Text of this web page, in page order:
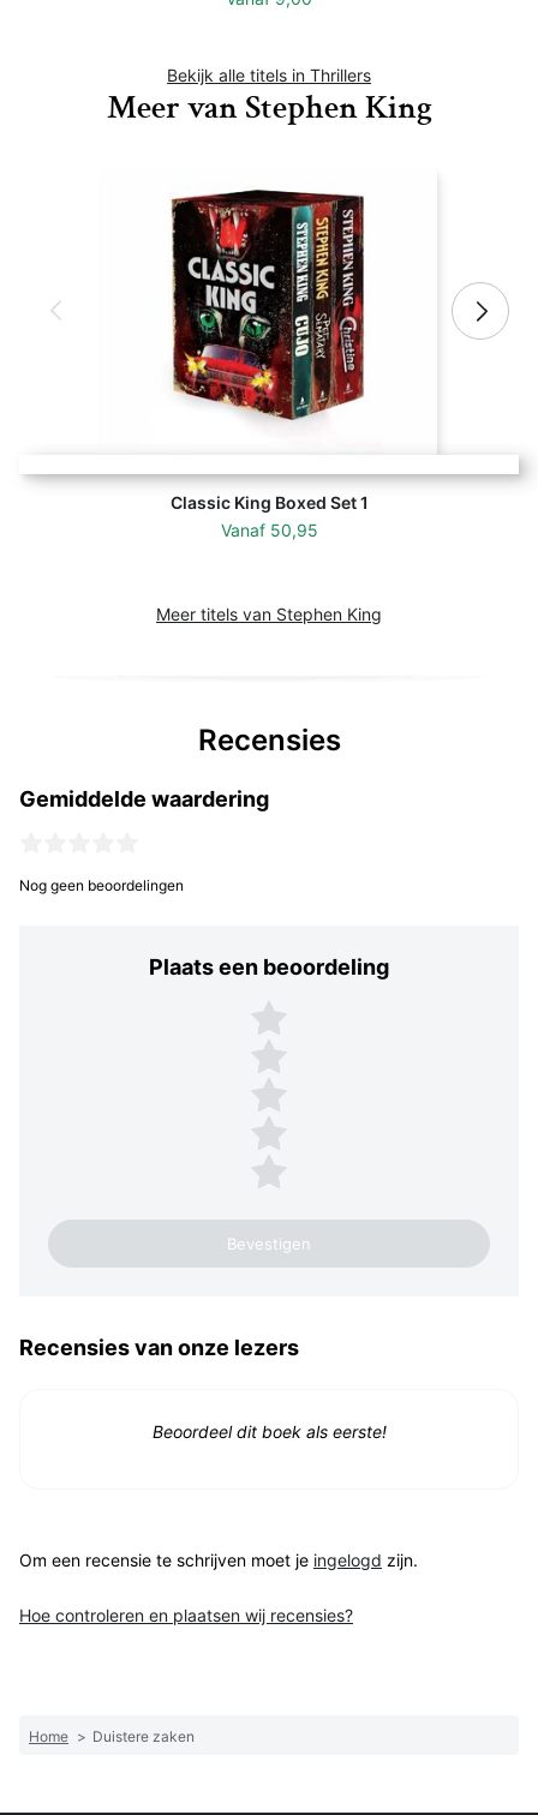
Bekijk alle titels in Thrillers
Meer van Stephen King
Classic King Boxed Set 1
Vanaf 50,95
Meer titels van Stephen King
Recensies
Gemiddelde waardering
Nog geen beoordelingen
Plaats een beoordeling
Plaats een beoordeling
5 sterren
4 sterren
3 sterren
2 sterren
1 ster
Recensies van onze lezers
Beoordeel dit boek als eerste!
Om een recensie te schrijven moet je ingelogd zijn.
Hoe controleren en plaatsen wij recensies?
Home > Duistere zaken